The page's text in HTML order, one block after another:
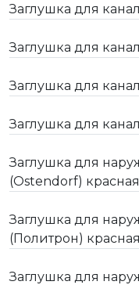
Заглушка для
Заглушка для
Заглушка для
Заглушка для
Заглушка для
(Ostendorf) красная
Заглушка для
(Политрон) красная
Заглушка для